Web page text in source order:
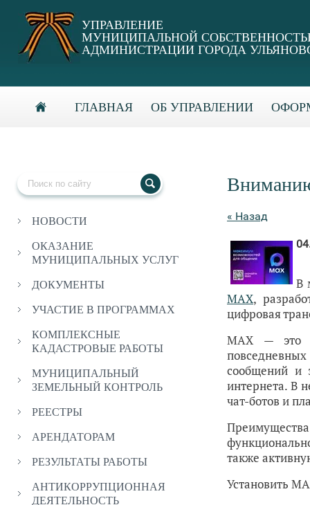
УПРАВЛЕНИЕ
МУНИЦИПАЛЬНОЙ
АДМИНИСТРАЦИИ ГОРОДА
ГЛАВНАЯ ОБ УПРАВЛЕНИИ
НОВОСТИ
ОКАЗАНИЕ
МУНИЦИПАЛЬНЫХ УСЛУГ
ДОКУМЕНТЫ
УЧАСТИЕ В ПРОГРАММАХ
КОМПЛЕКСНЫЕ
КАДАСТРОВЫЕ РАБОТЫ
МУНИЦИПАЛЬНЫЙ
ЗЕМЕЛЬНЫЙ КОНТРОЛЬ
РЕЕСТРЫ
АРЕНДАТОРАМ
РЕЗУЛЬТАТЫ РАБОТЫ
АНТИКОРРУПЦИОННАЯ
ДЕЯТЕЛЬНОСТЬ
« Назад
В
МАХ,
цифровая
MAX — это
сообщений и
интернета. В
чат-ботов и
также
Установить